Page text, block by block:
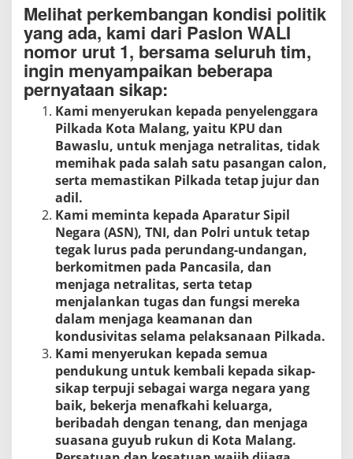
Melihat perkembangan kondisi politik
yang ada, kami dari Paslon WALI
nomor urut 1, bersama seluruh tim,
ingin menyampaikan beberapa
pernyataan sikap:
Kami menyerukan kepada penyelenggara
Pilkada Kota Malang, yaitu KPU dan
Bawaslu, untuk menjaga netralitas, tidak
memihak pada salah satu pasangan calon,
serta memastikan Pilkada tetap jujur dan
adil.
Kami meminta kepada Aparatur Sipil
Negara (ASN), TNI, dan Polri untuk tetap
tegak lurus pada perundang-undangan,
berkomitmen pada Pancasila, dan
menjaga netralitas, serta tetap
menjalankan tugas dan fungsi mereka
dalam menjaga keamanan dan
kondusivitas selama pelaksanaan Pilkada.
Kami menyerukan kepada semua
pendukung untuk kembali kepada sikap-
sikap terpuji sebagai warga negara yang
baik, bekerja menafkahi keluarga,
beribadah dengan tenang, dan menjaga
suasana guyub rukun di Kota Malang.